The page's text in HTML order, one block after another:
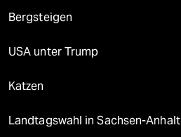
Bergsteigen
USA unter Trump
Katzen
Landtagswahl in Sachsen-Anhalt